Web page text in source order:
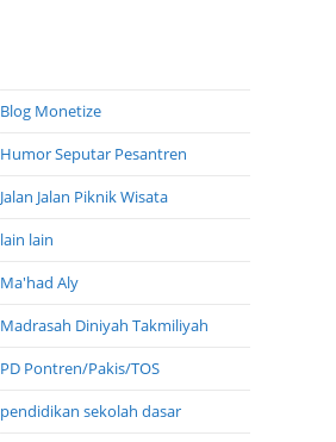
Blog Monetize
Humor Seputar Pesantren
Jalan Jalan Piknik Wisata
lain lain
Ma'had Aly
Madrasah Diniyah Takmiliyah
PD Pontren/Pakis/TOS
pendidikan sekolah dasar